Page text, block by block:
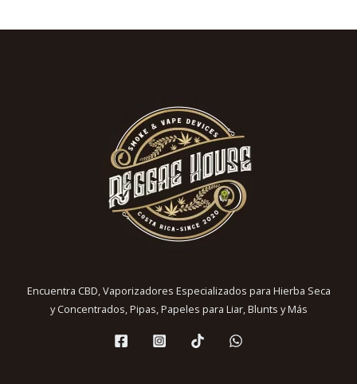
Encuentra CBD, Vaporizadores Especializados para Hierba Seca
y Concentrados, Pipas, Papeles para Liar, Blunts y Más